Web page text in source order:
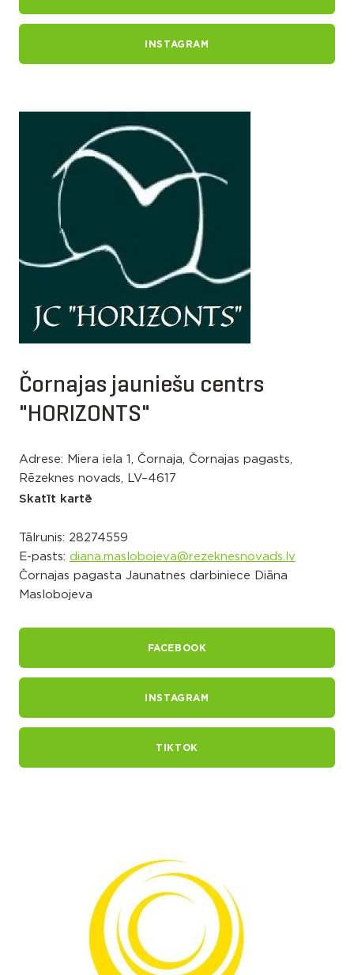
INSTAGRAM
Čornajas jauniešu centrs
"HORIZONTS"
Adrese: Miera iela 1, Čornaja, Čornajas pagasts,
Rēzeknes novads, LV–4617
Skatīt kartē
Tālrunis: 28274559
E-pasts: diana.maslobojeva@rezeknesnovads.lv
Čornajas pagasta Jaunatnes darbiniece Diāna
Maslobojeva
FACEBOOK
INSTAGRAM
TIKTOK